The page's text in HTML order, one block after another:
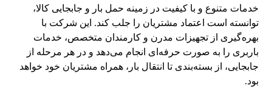
خدمات متنوع و با کیفیت در زمینه حمل بار و جابجایی کالا،
توانسته است اعتماد مشتریان را جلب کند. این شرکت با
بهره‌گیری از تجهیزات مدرن و کارمندان متخصص، خدمات
باربری را به صورت حرفه‌ای انجام می‌دهد و در هر مرحله از
جابجایی، از بسته‌بندی تا انتقال بار، همراه مشتریان خود خواهد
بود.